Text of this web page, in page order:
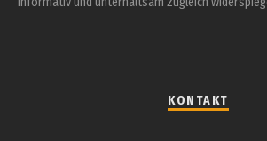
KONTAKT